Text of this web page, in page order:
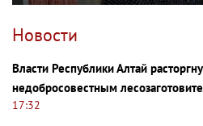
Новости
Власти Республики Алтай
недобросовестным
17:32